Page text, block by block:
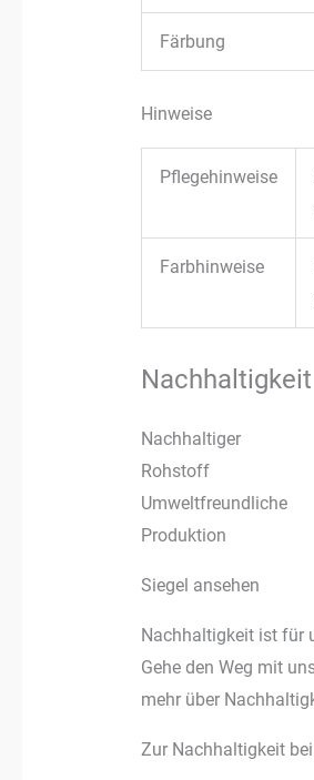
Färbung
Hinweise
Pflegehinweise
Farbhinweise
Nachhaltigkeit
Nachhaltiger
Rohstoff
Umweltfreundliche
Produktion
Siegel ansehen
Nachhaltigkeit ist für
Gehe den Weg mit
mehr über
Zur Nachhaltigkeit bei